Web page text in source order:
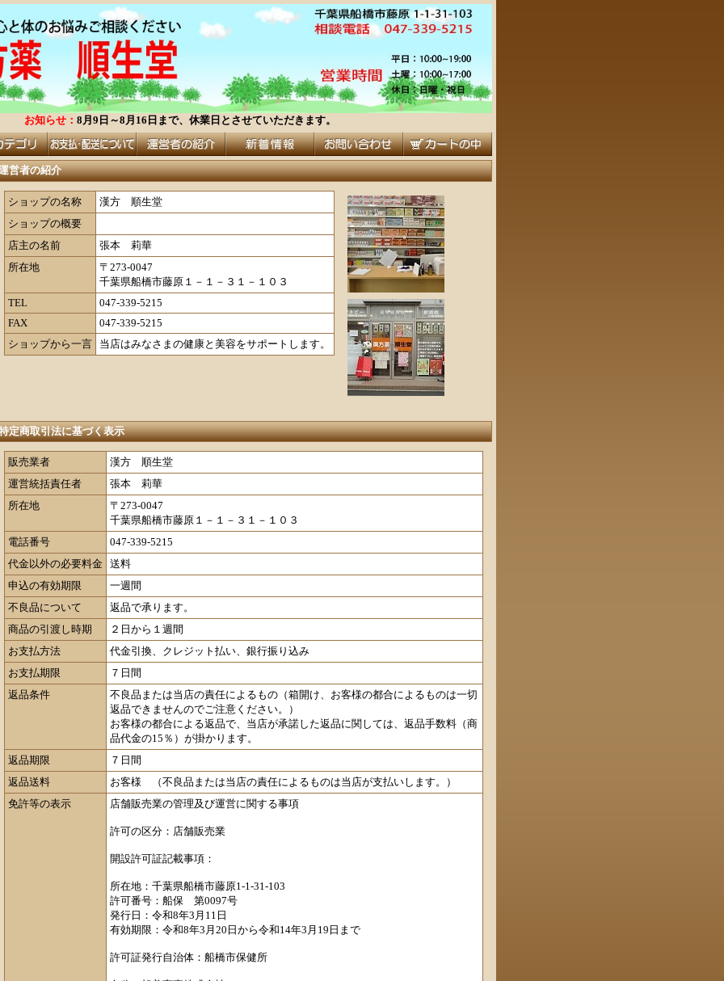
お知らせ： 8月9日～8月16日まで、休業日とさせていただきます。
営者の紹介
ショップの名称
漢方 順生堂
ショップの概要
店主の名前
張本 莉華
所在地
〒273-0047
千葉県船橋市藤原１－１－３１－１０３
TEL
047-339-5215
FAX
047-339-5215
ショップから一言
当店はみなさまの健康と美容をサポートします。
定商取引法に基づく表示
販売業者
漢方 順生堂
運営統括責任者
張本 莉華
所在地
〒273-0047
千葉県船橋市藤原１－１－３１－１０３
電話番号
047-339-5215
代金以外の必要料金 送料
申込の有効期限
一週間
不良品について
返品で承ります。
商品の引渡し時期
２日から１週間
お支払方法
代金引換、クレジット払い、銀行振り込み
お支払期限
７日間
返品条件
不良品または当店の責任によるもの（箱開け、お客様の都合によるものは一切
返品できませんのでご注意ください。）
お客様の都合による返品で、当店が承諾した返品に関しては、返品手数料（商
品代金の15％）が掛かります。
返品期限
７日間
返品送料
お客様 （不良品または当店の責任によるものは当店が支払いします。）
免許等の表示
店舗販売業の管理及び運営に関する事項
許可の区分：店舗販売業
開設許可証記載事項：
所在地：千葉県船橋市藤原1-1-31-103
許可番号：船保 第0097号
発行日：令和8年3月11日
有効期限：令和8年3月20日から令和14年3月19日まで
許可証発行自治体：船橋市保健所